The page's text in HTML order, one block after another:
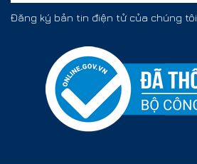
Đăng ký bản tin điện tử của chúng tôi